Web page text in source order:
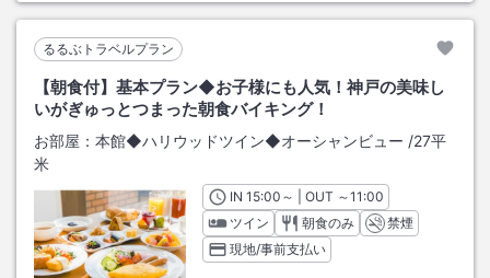
るるぶトラベルプラン
【朝食付】基本プラン◆お子様にも人気！神戸の美味し
いがぎゅっとつまった朝食バイキング！
お部屋： 本館◆ハリウッドツイン◆オーシャンビュー /27平
米
INチェックイン
15:00 ～ | OUT チェックアウト
～11:00
ツイン
朝食のみ
禁煙
現地/事前支払い